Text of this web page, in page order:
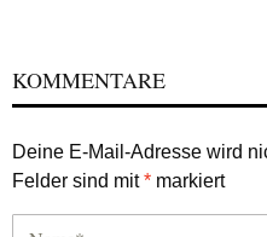
KOMMENTARE
Deine E-Mail-Adresse wird
Felder sind mit* markiert